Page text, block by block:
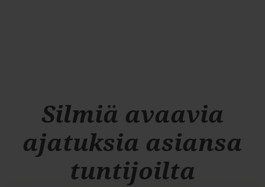
Silmiä avaavia
ajatuksia asiansa
tuntijoilta